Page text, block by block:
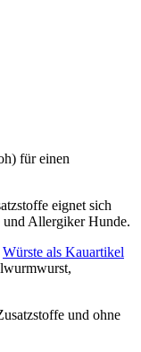
für einen
eignet sich
und Allergiker Hunde.
Würste als Kauartikel
und ohne